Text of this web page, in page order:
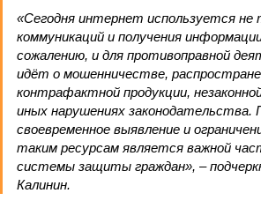
«Сегодня интернет используется не
коммуникаций и получения
сожалению, и для противоправной
идёт о мошенничестве,
контрафактной продукции,
иных нарушениях законодательства.
своевременное выявление и
таким ресурсам является важной
системы защиты граждан», –
Калинин.